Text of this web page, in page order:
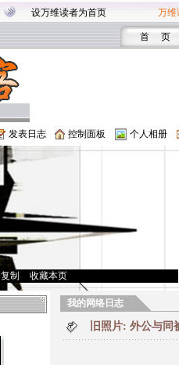
设万维读者为首页 万维
首 页
发表日志 控制面板 个人相册
复制 收藏本页
我的网络日志
旧照片: 外公与